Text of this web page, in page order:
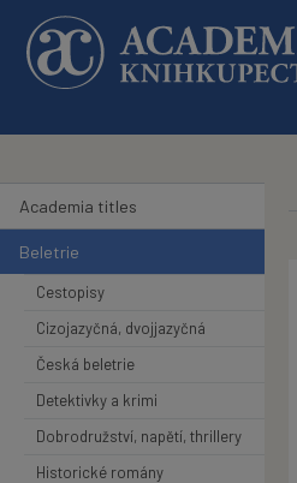
Skip to main content
Academia titles
Beletrie
Cestopisy
Cizojazyčná, dvojjazyčná
Česká beletrie
Detektivky a krimi
Dobrodružství, napětí, thrillery
Historické romány